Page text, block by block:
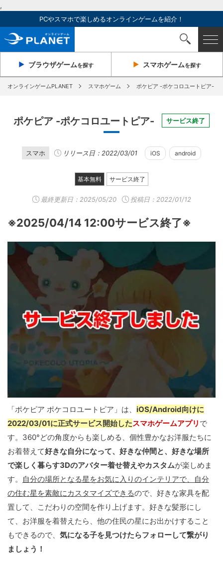
,
PCやスマホで楽しめるオンラインゲームを紹介！
ブラウザゲームを探す スマホゲームを探す
オンラインゲームPLANET スマホゲーム ポケピア -ポケコロユートピア-
ポケピア -ポケコロユートピア- サービス終了
スマホ リリース日：2022/03/01 iOS android
基本無料 サービス終了
最終更新日： 2025/05/20 投稿日：2022/01/12
※2025/04/14 12:00サービス終了※
「ポケピア ポケコロユートピア」は、 iOS/Android向けに
2022/03/01に正式サービス開始したスマホゲームアプリ で
す。360°どの角度からも楽しめる、個性豊かなお洋服たちに
お着替えて好きな自分になって、好きな仲間と、好きな場所
で楽しく暮らす3Dのアバター着せ替えやカスタムが楽しめま
す。
自分の場所となる星をお気に入りのインテリアで、自分
の住む星を素敵にカスタマイズできるので、好きな家具を配
置して、こだわりの空間を作り上げます。好きな髪形にし
て、お洋服を着替えたら、他の住民の星にお出かけすること
もできるので、 気になる子を見つけたらフォローして繋がり
ましょう！